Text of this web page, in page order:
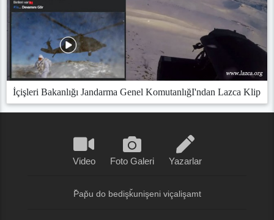
İçişleri Bakanlığı Jandarma Genel KomutanlığI'ndan Lazca Klip
Video Foto Galeri Yazarlar
P̌ap̌u do bedişǩunişeni viçalişamt